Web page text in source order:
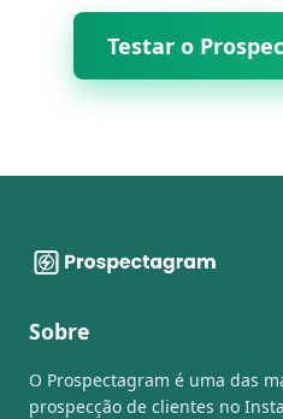
Testar o
Sobre
O Prospectagram é uma das
prospecção de clientes no